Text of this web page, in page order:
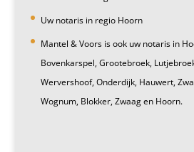
Uw notaris in regio Hoorn
Mantel & Voors is ook uw notaris in
Bovenkarspel, Grootebroek,
Wervershoof, Onderdijk, Hauwert,
Wognum, Blokker, Zwaag en Hoorn.